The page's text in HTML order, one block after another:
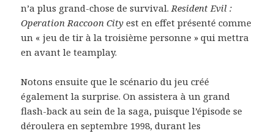
n’a plus grand-chose de survival. Resident Evil :
Operation Raccoon City est en effet présenté comme
un « jeu de tir à la troisième personne » qui mettra
en avant le teamplay.
Notons ensuite que le scénario du jeu créé
également la surprise. On assistera à un grand
flash-back au sein de la saga, puisque l’épisode se
déroulera en septembre 1998, durant les